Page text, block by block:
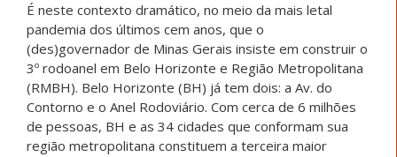
É neste contexto dramático, no meio da mais letal
pandemia dos últimos cem anos, que o
(des)governador de Minas Gerais insiste em construir o
3º rodoanel em Belo Horizonte e Região Metropolitana
(RMBH). Belo Horizonte (BH) já tem dois: a Av. do
Contorno e o Anel Rodoviário. Com cerca de 6 milhões
de pessoas, BH e as 34 cidades que conformam sua
região metropolitana constituem a terceira maior